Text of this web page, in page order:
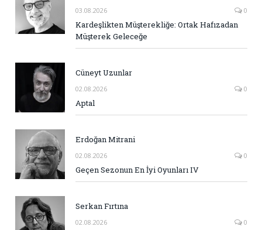
03.08.2026 0
Kardeşlikten Müşterekliğe: Ortak Hafızadan
Müşterek Geleceğe
Cüneyt Uzunlar
02.08.2026 0
Aptal
Erdoğan Mitrani
02.08.2026 0
Geçen Sezonun En İyi Oyunları IV
Serkan Fırtına
02.08.2026 0